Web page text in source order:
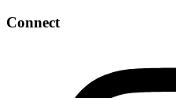
Connect